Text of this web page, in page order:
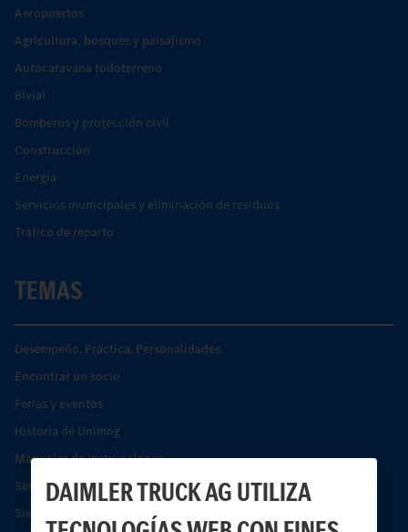
DAIMLER TRUCK AG UTILIZA
Aeropuertos
Agricultura, bosques y paisajismo
Autocaravana todoterreno
Bivial
Bomberos y protección civil
Construcción
Energía
Servicios municipales y eliminación de residuos
Tráfico de reparto
TEMAS
Desempeño. Práctica. Personalidades.
Encontrar un socio
Ferias y eventos
Historia de Unimog
Manuales de instrucciones
Servicios financieros
Sistemas de asistencia de seguridad Econic